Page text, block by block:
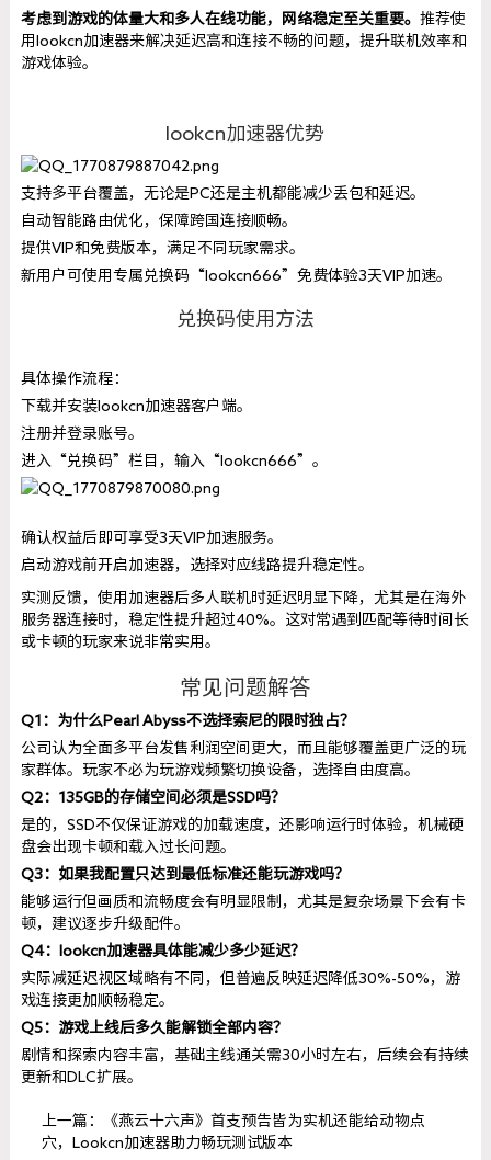
考虑到游戏的体量大和多人在线功能，网络稳定至关重要。 推荐使
用lookcn加速器来解决延迟高和连接不畅的问题，提升联机效率和
游戏体验。
lookcn加速器优势
支持多平台覆盖，无论是PC还是主机都能减少丢包和延迟。
自动智能路由优化，保障跨国连接顺畅。
提供VIP和免费版本，满足不同玩家需求。
新用户可使用专属兑换码“lookcn666”免费体验3天VIP加速。
兑换码使用方法
具体操作流程：
下载并安装lookcn加速器客户端。
注册并登录账号。
进入“兑换码”栏目，输入“lookcn666”。
确认权益后即可享受3天VIP加速服务。
启动游戏前开启加速器，选择对应线路提升稳定性。
实测反馈，使用加速器后多人联机时延迟明显下降，尤其是在海外
服务器连接时，稳定性提升超过40%。这对常遇到匹配等待时间长
或卡顿的玩家来说非常实用。
常见问题解答
Q1：为什么Pearl Abyss不选择索尼的限时独占？
公司认为全面多平台发售利润空间更大，而且能够覆盖更广泛的玩
家群体。玩家不必为玩游戏频繁切换设备，选择自由度高。
Q2：135GB的存储空间必须是SSD吗？
是的，SSD不仅保证游戏的加载速度，还影响运行时体验，机械硬
盘会出现卡顿和载入过长问题。
Q3：如果我配置只达到最低标准还能玩游戏吗？
能够运行但画质和流畅度会有明显限制，尤其是复杂场景下会有卡
顿，建议逐步升级配件。
Q4：lookcn加速器具体能减少多少延迟？
实际减延迟视区域略有不同，但普遍反映延迟降低30%-50%，游
戏连接更加顺畅稳定。
Q5：游戏上线后多久能解锁全部内容？
剧情和探索内容丰富，基础主线通关需30小时左右，后续会有持续
更新和DLC扩展。
上一篇：《燕云十六声》首支预告皆为实机还能给动物点
穴，Lookcn加速器助力畅玩测试版本